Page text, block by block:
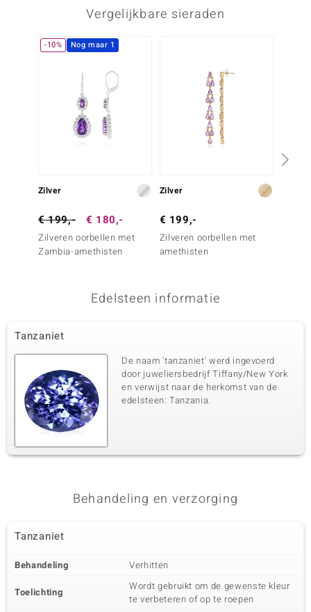
Vergelijkbare sieraden
-10% Nog maar 1
Zilver
€ 199,- € 180,-
Zilveren oorbellen met
Zambia-amethisten
Zilver
€ 199,-
Zilveren oorbellen met
amethisten
Edelsteen informatie
Tanzaniet
De naam 'tanzaniet' werd ingevoerd
door juweliersbedrijf Tiffany/New York
en verwijst naar de herkomst van de
edelsteen: Tanzania.
Behandeling en verzorging
Tanzaniet
Behandeling Verhitten
Toelichting
Wordt gebruikt om de gewenste kleur
te verbeteren of op te roepen